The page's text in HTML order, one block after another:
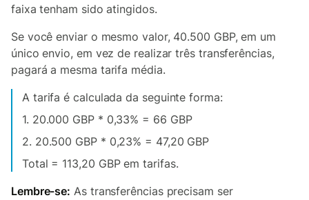
faixa tenham sido atingidos.
Se você enviar o mesmo valor, 40.500 GBP, em um
único envio, em vez de realizar três transferências,
pagará a mesma tarifa média.
A tarifa é calculada da seguinte forma:
1. 20.000 GBP * 0,33% = 66 GBP
2. 20.500 GBP * 0,23% = 47,20 GBP
Total = 113,20 GBP em tarifas.
Lembre-se: As transferências precisam ser